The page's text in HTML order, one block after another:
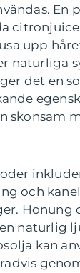
En
upp
naturliga
det en
skonsam
och
Honung
naturlig
kan